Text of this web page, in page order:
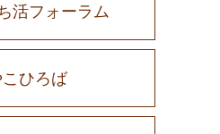
活フォーラム
ひろば